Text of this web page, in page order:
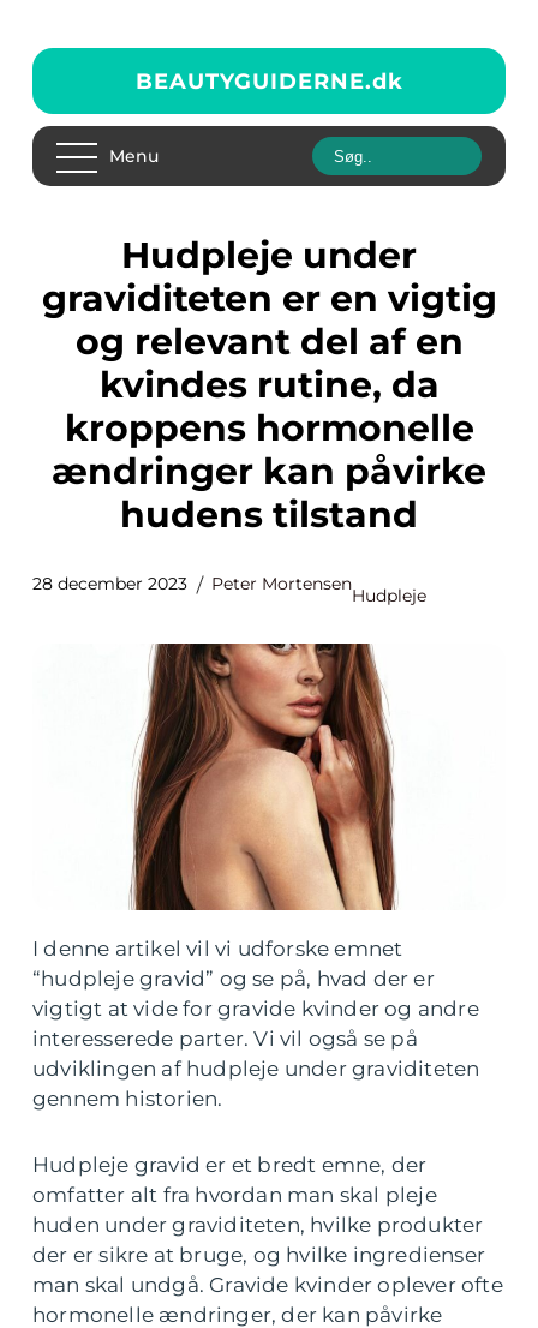
BEAUTYGUIDERNE.dk
Menu
Hudpleje under
graviditeten er en vigtig
og relevant del af en
kvindes rutine, da
kroppens hormonelle
ændringer kan påvirke
hudens tilstand
28 december 2023 Peter Mortensen
Hudpleje
I denne artikel vil vi udforske emnet
“hudpleje gravid” og se på, hvad der er
vigtigt at vide for gravide kvinder og andre
interesserede parter. Vi vil også se på
udviklingen af hudpleje under graviditeten
gennem historien.
Hudpleje gravid er et bredt emne, der
omfatter alt fra hvordan man skal pleje
huden under graviditeten, hvilke produkter
der er sikre at bruge, og hvilke ingredienser
man skal undgå. Gravide kvinder oplever ofte
hormonelle ændringer, der kan påvirke